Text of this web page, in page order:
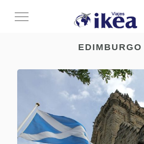
Cambiar
EDIMBURGO